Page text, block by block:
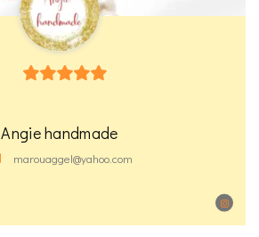
Angie handmade
marouaggel@yahoo.com